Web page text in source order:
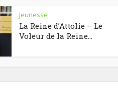
Jeunesse
La Reine d’Attolie – Le
Voleur de la Reine...